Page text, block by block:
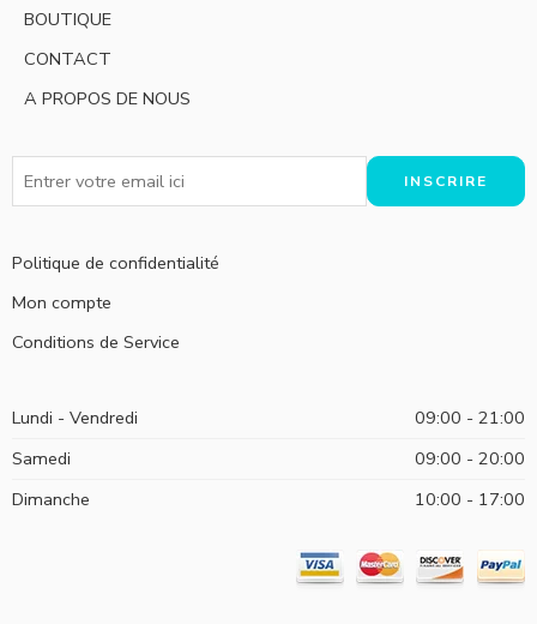
BOUTIQUE
CONTACT
A PROPOS DE NOUS
Politique de confidentialité
Mon compte
Conditions de Service
Lundi - Vendredi
09:00 - 21:00
Samedi
09:00 - 20:00
Dimanche
10:00 - 17:00